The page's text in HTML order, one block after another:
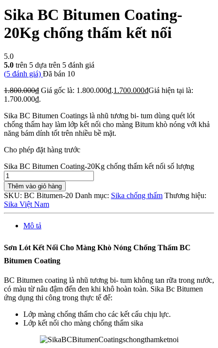
Sika BC Bitumen Coating-
20Kg chống thấm kết nối
5.0
5.0 trên 5 dựa trên 5 đánh giá
(5 đánh giá) Đã bán 10
1.800.000₫ Giá gốc là: 1.800.000₫.1.700.000₫Giá hiện tại là:
1.700.000₫.
Sika BC Bitumen Coatings là nhũ tương bi- tum dùng quét lót
chống thấm hay làm lớp kết nối cho màng Bitum khò nóng với khả
năng bám dính tốt trên nhiều bề mặt.
Cho phép đặt hàng trước
Sika BC Bitumen Coating-20Kg chống thấm kết nối số lượng
Thêm vào giỏ hàng
SKU: BC Bitumen-20 Danh mục: Sika chống thấm Thương hiệu:
Sika Việt Nam
Mô tả
Sơn Lót Kết Nối Cho Màng Khò Nóng Chống Thấm BC
Bitumen Coating
BC Bitumen coating là nhũ tương bi- tum không tan rữa trong nước,
có màu từ nâu đậm đến đen khi khô hoàn toàn. Sika Bc Bitumen
ứng dụng thi công trong thực tế để:
Lớp màng chống thấm cho các kết cấu chịu lực.
Lớp kết nối cho màng chống thấm sika